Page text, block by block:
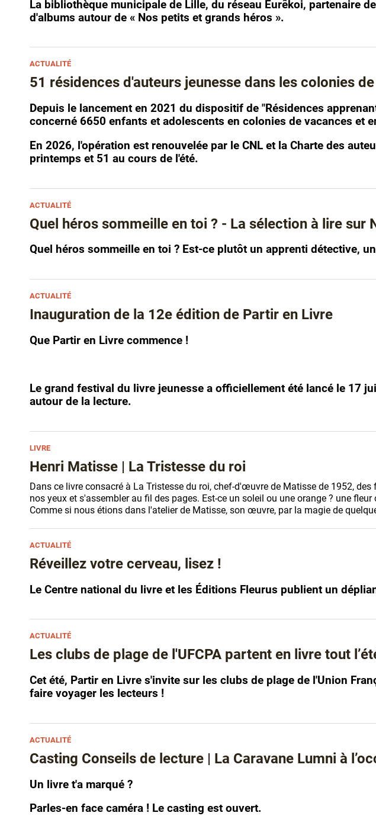
La bibliothèque municipale de Lille, du réseau Eurêkoi, partenaire
d'albums autour de « Nos petits et grands héros ».
ACTUALITÉ
51 résidences d'auteurs jeunesse dans les colonies
Depuis le lancement en 2021 du dispositif de "Résidences
concerné 6650 enfants et adolescents en colonies de vacances et
En 2026, l'opération est renouvelée par le CNL et la Charte des
printemps et 51 au cours de l'été.
ACTUALITÉ
Quel héros sommeille en toi ? - La sélection à lire sur
Quel héros sommeille en toi ? Est-ce plutôt un apprenti détective,
ACTUALITÉ
Inauguration de la 12e édition de Partir en Livre
Que Partir en Livre commence !
Le grand festival du livre jeunesse a officiellement été lancé le 17
autour de la lecture.
LIVRE
Henri Matisse | La Tristesse du roi
Dans ce livre consacré à La Tristesse du roi, chef-d'œuvre de Matisse de 1952,
nos yeux et s'assembler au fil des pages. Est-ce un soleil ou une orange ? une
Comme si nous étions dans l'atelier de Matisse, son œuvre, par la magie de
ACTUALITÉ
Réveillez votre cerveau, lisez !
Le Centre national du livre et les Éditions Fleurus publient un
ACTUALITÉ
Les clubs de plage de l'UFCPA partent en livre tout
Cet été, Partir en Livre s'invite sur les clubs de plage de l'Union
faire voyager les lecteurs !
ACTUALITÉ
Casting Conseils de lecture | La Caravane Lumni à
Un livre t'a marqué ?
Parles-en face caméra ! Le casting est ouvert.